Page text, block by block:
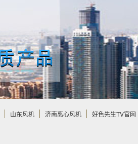
山东风机 济南离心风机 好色先生TV官网